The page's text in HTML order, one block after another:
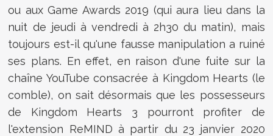
ou aux Game Awards 2019 (qui aura lieu dans la
nuit de jeudi à vendredi à 2h30 du matin), mais
toujours est-il qu'une fausse manipulation a ruiné
ses plans. En effet, en raison d'une fuite sur la
chaîne YouTube consacrée à Kingdom Hearts (le
comble), on sait désormais que les possesseurs
de Kingdom Hearts 3 pourront profiter de
l'extension ReMIND à partir du 23 janvier 2020